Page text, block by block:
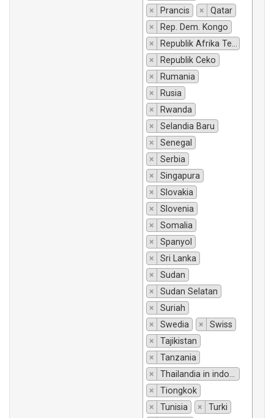
×
Prancis ×
Qatar
×
Rep. Dem. Kongo
×
Republik Afrika Tengah
×
Republik Ceko
×
Rumania
×
Rusia
×
Rwanda
×
Selandia Baru
×
Senegal
×
Serbia
×
Singapura
×
Slovakia
×
Slovenia
×
Somalia
×
Spanyol
×
Sri Lanka
×
Sudan
×
Sudan Selatan
×
Suriah
×
Swedia ×
Swiss
×
Tajikistan
×
Tanzania
×
Thailandia in indonesiano si traduce "Thailandia".
×
Tiongkok
×
Tunisia ×
Turki